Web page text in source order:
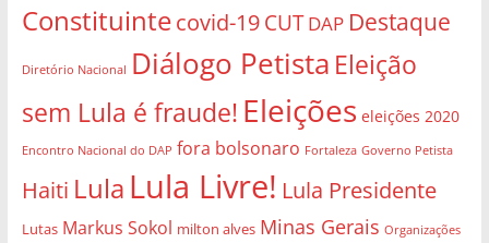
Constituintecovid-19CUT DAP Destaque
Diretório Nacional Diálogo Petista Eleição
sem Lula é fraude! Eleições eleições 2020
Encontro Nacional do DAP fora bolsonaro Fortaleza Governo Petista
Haiti Lula Lula Livre! Lula Presidente
Lutas Markus Sokol milton alves Minas Gerais Organizações